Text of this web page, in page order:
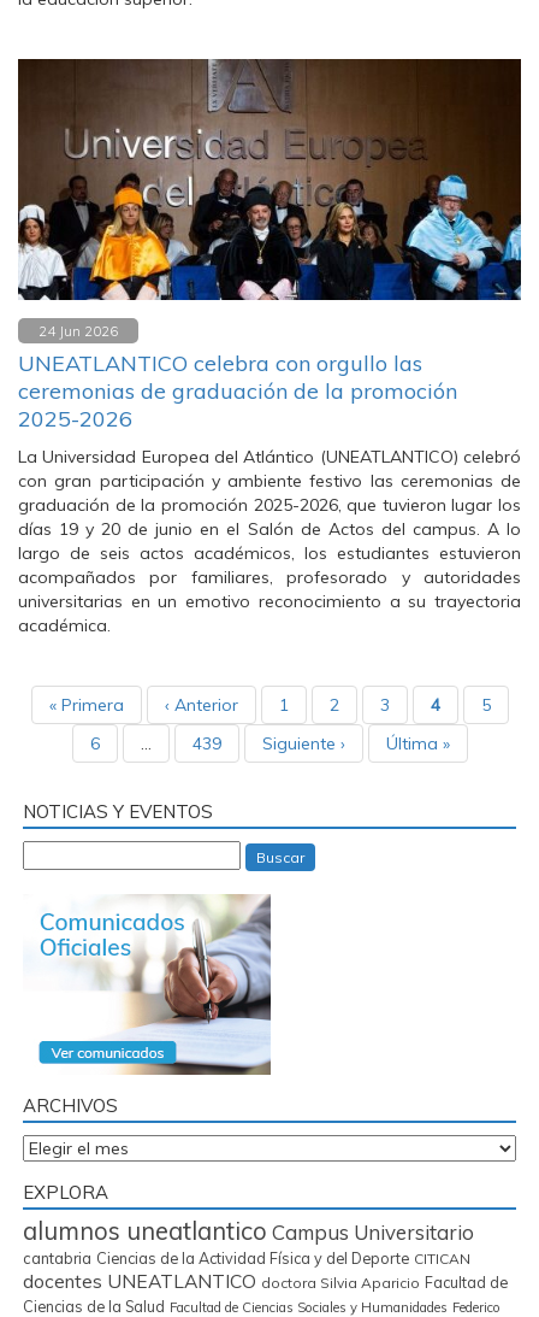
24 Jun 2026
UNEATLANTICO celebra con orgullo las
ceremonias de graduación de la promoción
2025-2026
La Universidad Europea del Atlántico (UNEATLANTICO) celebró
con gran participación y ambiente festivo las ceremonias de
graduación de la promoción 2025-2026, que tuvieron lugar los
días 19 y 20 de junio en el Salón de Actos del campus. A lo
largo de seis actos académicos, los estudiantes estuvieron
acompañados por familiares, profesorado y autoridades
universitarias en un emotivo reconocimiento a su trayectoria
académica.
« Primera ‹ Anterior 1 2 3 4
5
6
… 439 Siguiente › Última »
NOTICIAS Y EVENTOS
Buscar
ARCHIVOS
Archivos
EXPLORA
alumnos uneatlantico Campus Universitario
cantabria Ciencias de la Actividad Física y del Deporte CITICAN
docentes UNEATLANTICO doctora Silvia Aparicio Facultad de
Ciencias de la Salud Facultad de Ciencias Sociales y Humanidades Federico